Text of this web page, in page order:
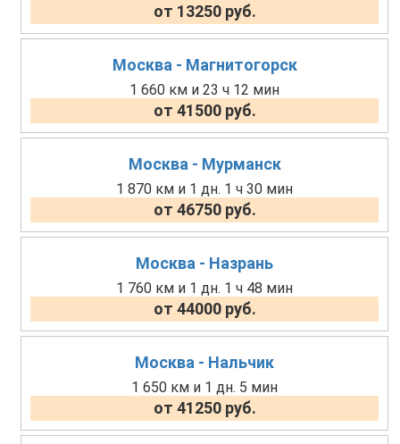
от 13250 руб.
Москва - Магнитогорск
1 660 км и 23 ч 12 мин
от 41500 руб.
Москва - Мурманск
1 870 км и 1 дн. 1 ч 30 мин
от 46750 руб.
Москва - Назрань
1 760 км и 1 дн. 1 ч 48 мин
от 44000 руб.
Москва - Нальчик
1 650 км и 1 дн. 5 мин
от 41250 руб.